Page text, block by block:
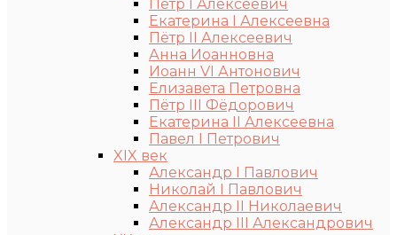
Пётр I Алексеевич
Екатерина I Алексеевна
Пётр II Алексеевич
Анна Иоанновна
Иоанн VI Антонович
Елизавета Петровна
Пётр III Фёдорович
Екатерина II Алексеевна
Павел I Петрович
XIX век
Александр I Павлович
Николай I Павлович
Александр II Николаевич
Александр III Александрович